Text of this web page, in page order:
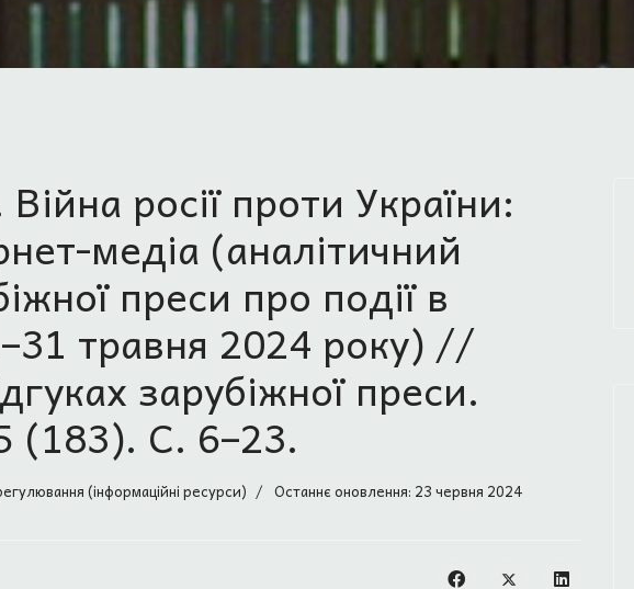
росії проти України:
медіа (аналітичний
преси про події в
травня 2024 року) //
зарубіжної преси.
(183). С. 6–23.
(інформаційні ресурси)
Останнє оновлення: 23 червня 2024